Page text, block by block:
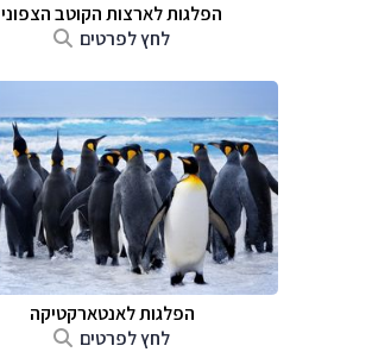
הפלגות לארצות הקוטב הצפוני
לחץ לפרטים
הפלגות לאנטארקטיקה
לחץ לפרטים